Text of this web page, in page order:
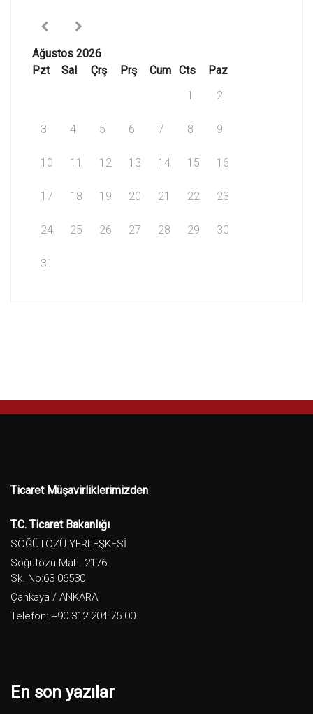
Ağustos 2026
Pzt
Sal Çrş Prş Cum Cts
Paz
1
2
3 4 5 6 7 8 9
10 11 12 13 14 15 16
17 18 19 20 21 22 23
24 25 26 27 28 29 30
31
Ticaret Müşavirliklerimizden
T.C. Ticaret Bakanlığı
SÖĞÜTÖZÜ YERLEŞKESİ
Söğütözü Mah. 2176.
Sk. No:63 06530
Çankaya / ANKARA
Telefon: +90 312 204 75 00
En son yazılar